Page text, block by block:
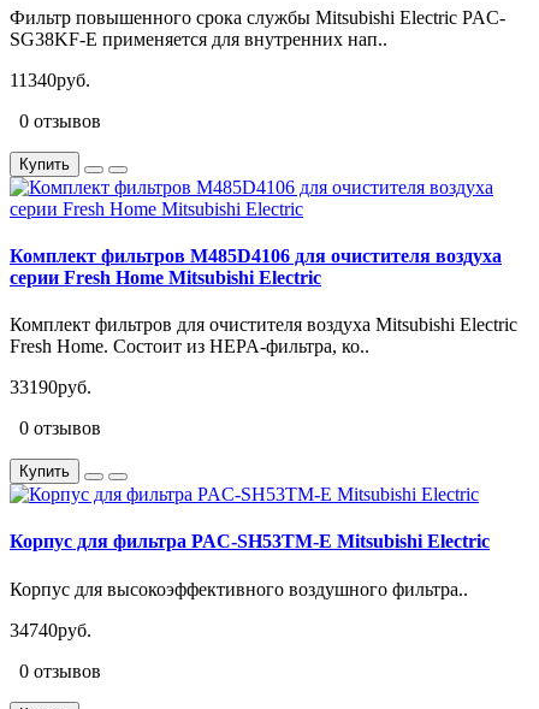
Фильтр повышенного срока службы Mitsubishi Electric PAC-
SG38KF-E применяется для внутренних нап..
11340руб.
0 отзывов
Купить
Комплект фильтров M485D4106 для очистителя воздуха
серии Fresh Home Mitsubishi Electric
Комплект фильтров для очистителя воздуха Mitsubishi Electric
Fresh Home. Состоит из HEPA-фильтра, ко..
33190руб.
0 отзывов
Купить
Корпус для фильтра PAC-SH53TM-E Mitsubishi Electric
Корпус для высокоэффективного воздушного фильтра..
34740руб.
0 отзывов